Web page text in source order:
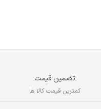
تضمین قیمت
کمترین قیمت کالا ها